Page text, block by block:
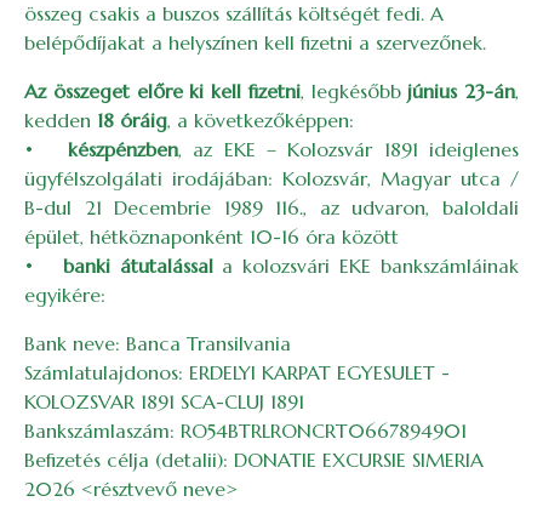
összeg csakis a buszos szállítás költségét fedi. A
belépődíjakat a helyszínen kell fizetni a szervezőnek.
Az összeget előre ki kell fizetni, legkésőbbjúnius 23-án,
kedden 18 óráig, a következőképpen:
• készpénzben, az EKE – Kolozsvár 1891 ideiglenes
ügyfélszolgálati irodájában: Kolozsvár, Magyar utca /
B-dul 21 Decembrie 1989 116., az udvaron, baloldali
épület, hétköznaponként 10-16 óra között
• banki átutalássala kolozsvári EKE bankszámláinak
egyikére:
Bank neve: Banca Transilvania
Számlatulajdonos: ERDELYI KARPAT EGYESULET -
KOLOZSVAR 1891 SCA-CLUJ 1891
Bankszámlaszám: RO54BTRLRONCRT0667894901
Befizetés célja (detalii): DONATIE EXCURSIE SIMERIA
2026 <résztvevő neve>